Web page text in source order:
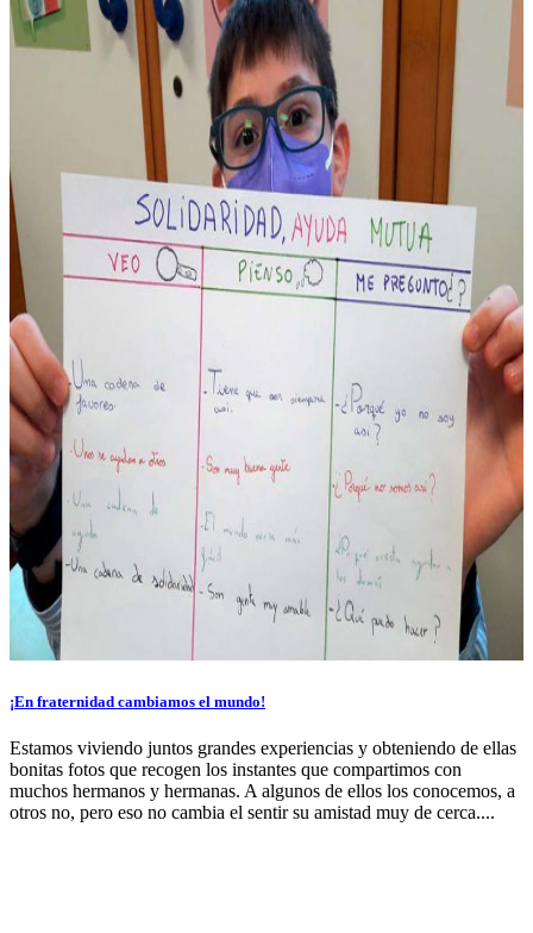
¡En fraternidad cambiamos el mundo!
Estamos viviendo juntos grandes experiencias y obteniendo de ellas
bonitas fotos que recogen los instantes que compartimos con
muchos hermanos y hermanas. A algunos de ellos los conocemos, a
otros no, pero eso no cambia el sentir su amistad muy de cerca....